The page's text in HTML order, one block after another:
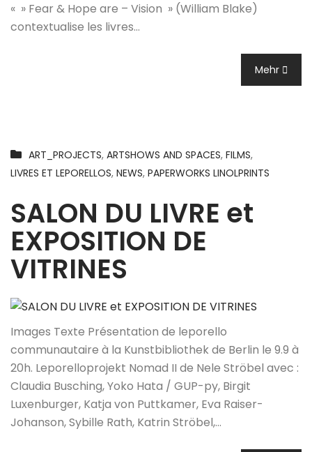
« » Fear & Hope are – Vision » (William Blake)
contextualise les livres…
Mehr
ART_PROJECTS, ARTSHOWS AND SPACES, FILMS,
LIVRES ET LEPORELLOS, NEWS, PAPERWORKS LINOLPRINTS
SALON DU LIVRE et
EXPOSITION DE
VITRINES
Images Texte Présentation de leporello
communautaire à la Kunstbibliothek de Berlin le 9.9 à
20h. Leporelloprojekt Nomad II de Nele Ströbel avec :
Claudia Busching, Yoko Hata / GUP-py, Birgit
Luxenburger, Katja von Puttkamer, Eva Raiser-
Johanson, Sybille Rath, Katrin Ströbel,…